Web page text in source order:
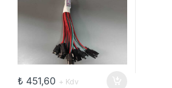
₺451,60 + Kdv